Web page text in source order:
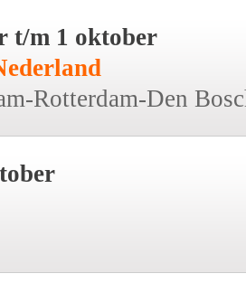
t/m 1 oktober
Rotterdam-Den